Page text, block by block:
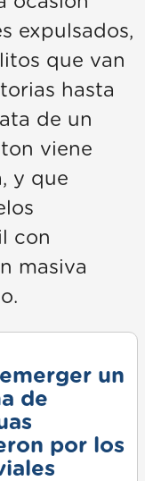
expulsados,
que van
hasta
de un
viene
y que
con
masiva
un
de
por los